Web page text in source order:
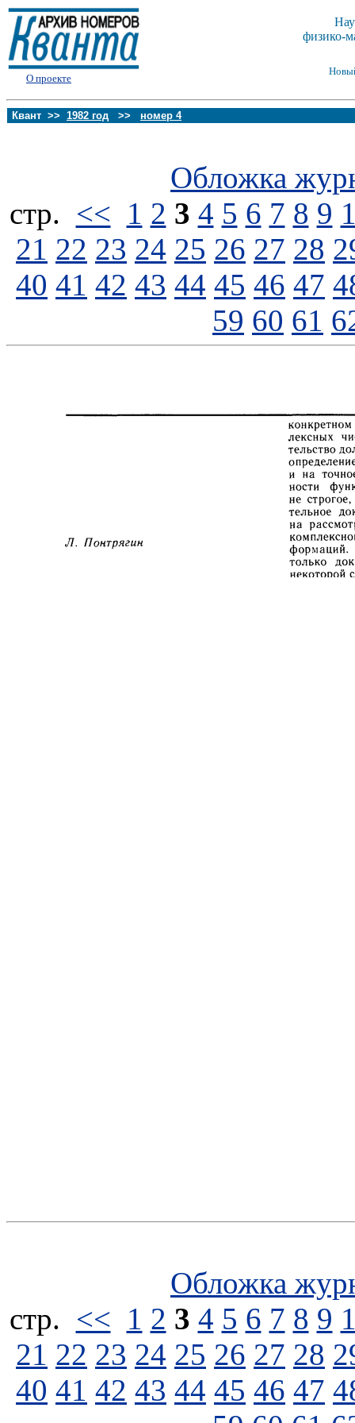
О проекте
физико-
Квант >> 1982 год >> номер 4
Обложка
стp. << 1 2 3 4 5 6 7 8 9
21 22 23 24 25 26 27 28
40 41 42 43 44 45 46 47
59 60 61
Обложка
стp. << 1 2 3 4 5 6 7 8 9
21 22 23 24 25 26 27 28
40 41 42 43 44 45 46 47